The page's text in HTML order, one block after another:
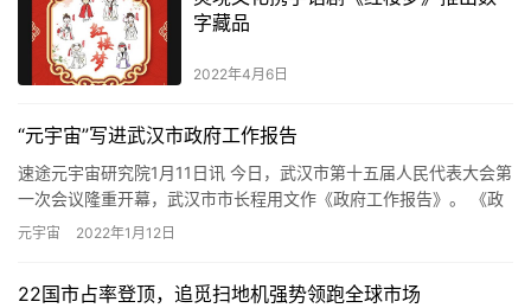
字藏品
2022年4月6日
“元宇宙”写进武汉市政府工作报告
速途元宇宙研究院1月11日讯 今日，武汉市第十五届人民代表大会第
一次会议隆重开幕，武汉市市长程用文作《政府工作报告》。 《政
府工作报告》指出，要加快壮大数字产业，推动元宇宙、大数据…
元宇宙 2022年1月12日
22国市占率登顶，追觅扫地机强势领跑全球市场